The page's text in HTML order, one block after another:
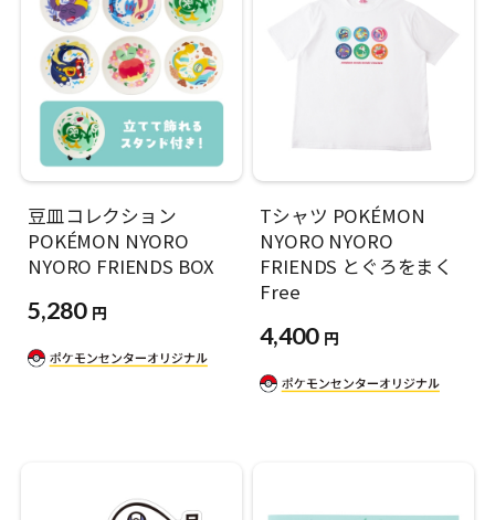
豆皿コレクション
POKÉMON NYORO
NYORO FRIENDS BOX
5,280 円
Tシャツ POKÉMON
NYORO NYORO
FRIENDS とぐろをまく
Free
4,400 円